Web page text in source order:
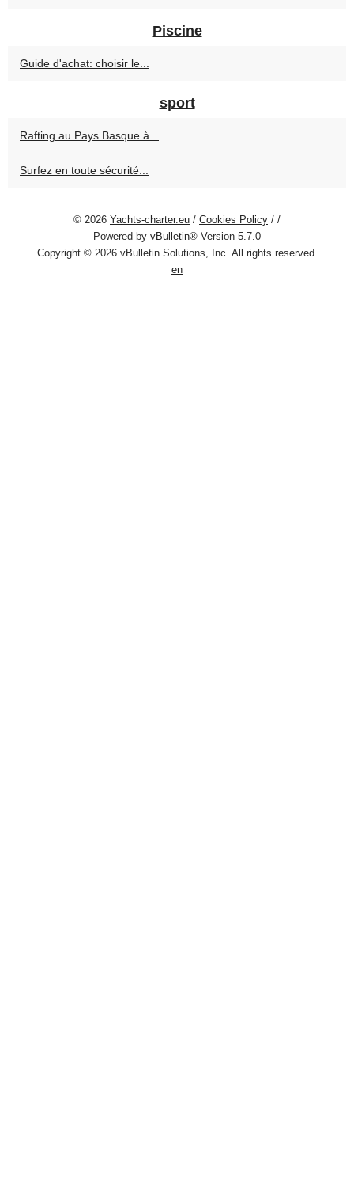
Piscine
Guide d'achat: choisir le...
sport
Rafting au Pays Basque à...
Surfez en toute sécurité...
© 2026 Yachts-charter.eu / Cookies Policy / /
Powered by vBulletin® Version 5.7.0
Copyright © 2026 vBulletin Solutions, Inc. All rights reserved.
en